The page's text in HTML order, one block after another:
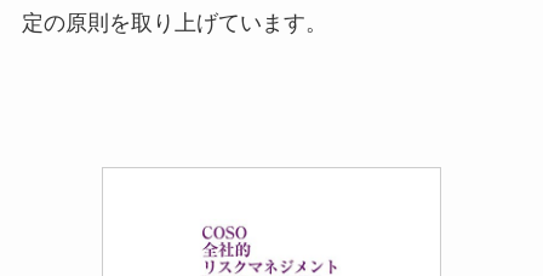
定の原則を取り上げています。